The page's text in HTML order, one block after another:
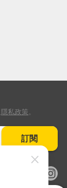
隱私政策。
訂閱